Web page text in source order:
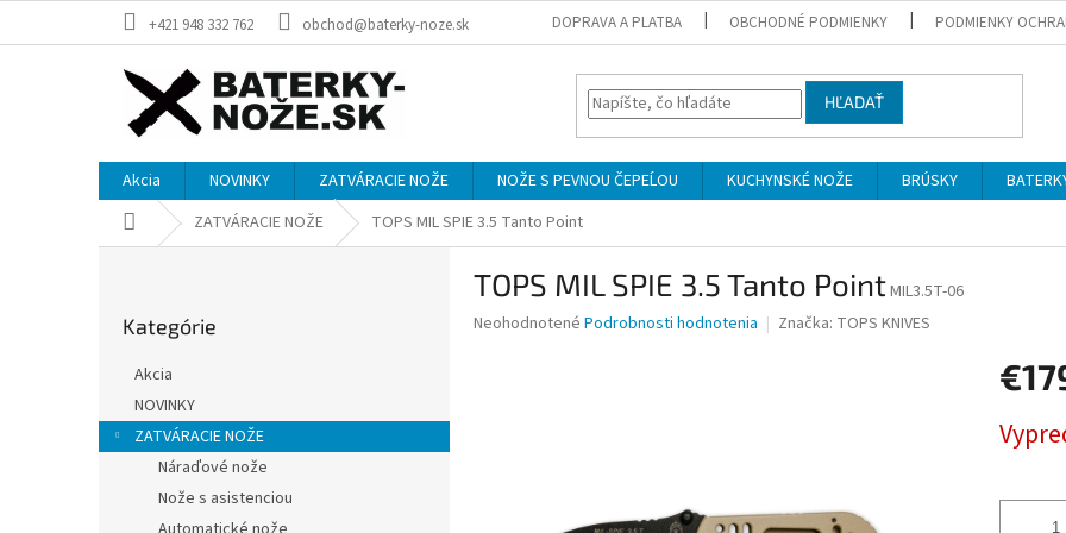
+421 948 332 762 obchod@baterky-noze.sk DOPRAVA A PLATBA OBCHODNÉ PODMIENKY PODMIENKY
HĽADAŤ
Akcia NOVINKY ZATVÁRACIE NOŽE NOŽE S PEVNOU ČEPEĹOU KUCHYNSKÉ NOŽE BRÚSKY
Domov ZATVÁRACIE NOŽE TOPS MIL SPIE 3.5 Tanto Point
a
kategórie
Kategórie
Akcia
NOVINKY
ZATVÁRACIE NOŽE
Náraďové nože
Nože s asistenciou
TOPS MIL SPIE 3.5 Tanto PointMIL3.5T-06
Priemerné
Neohodnotené Podrobnosti hodnotenia Značka: TOPS KNIVES
cena: